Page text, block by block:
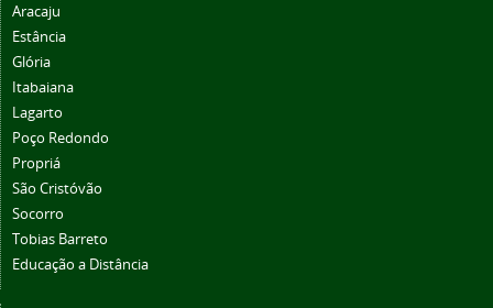
Aracaju
Estância
Glória
Itabaiana
Lagarto
Poço Redondo
Propriá
São Cristóvão
Socorro
Tobias Barreto
Educação a Distância